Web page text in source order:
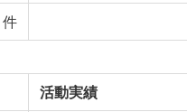
件
活動実績